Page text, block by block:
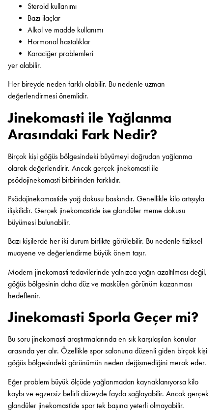
Steroid kullanımı
Bazı ilaçlar
Alkol ve madde kullanımı
Hormonal hastalıklar
Karaciğer problemleri
yer alabilir.
Her bireyde neden farklı olabilir. Bu nedenle uzman
değerlendirmesi önemlidir.
Jinekomasti ile Yağlanma
Arasındaki Fark Nedir?
Birçok kişi göğüs bölgesindeki büyümeyi doğrudan yağlanma
olarak değerlendirir. Ancak gerçek jinekomasti ile
psödojinekomasti birbirinden farklıdır.
Psödojinekomastide yağ dokusu baskındır. Genellikle kilo artışıyla
ilişkilidir. Gerçek jinekomastide ise glandüler meme dokusu
büyümesi bulunabilir.
Bazı kişilerde her iki durum birlikte görülebilir. Bu nedenle fiziksel
muayene ve değerlendirme büyük önem taşır.
Modern jinekomasti tedavilerinde yalnızca yağın azaltılması değil,
göğüs bölgesinin daha düz ve maskülen görünüm kazanması
hedeflenir.
Jinekomasti Sporla Geçer mi?
Bu soru jinekomasti araştırmalarında en sık karşılaşılan konular
arasında yer alır. Özellikle spor salonuna düzenli giden birçok kişi
göğüs bölgesindeki görünümün neden değişmediğini merak eder.
Eğer problem büyük ölçüde yağlanmadan kaynaklanıyorsa kilo
kaybı ve egzersiz belirli düzeyde fayda sağlayabilir. Ancak gerçek
glandüler jinekomastide spor tek başına yeterli olmayabilir.